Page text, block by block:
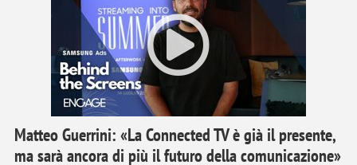
Matteo Guerrini: «La Connected TV è già il presente,
ma sarà ancora di più il futuro della comunicazione»